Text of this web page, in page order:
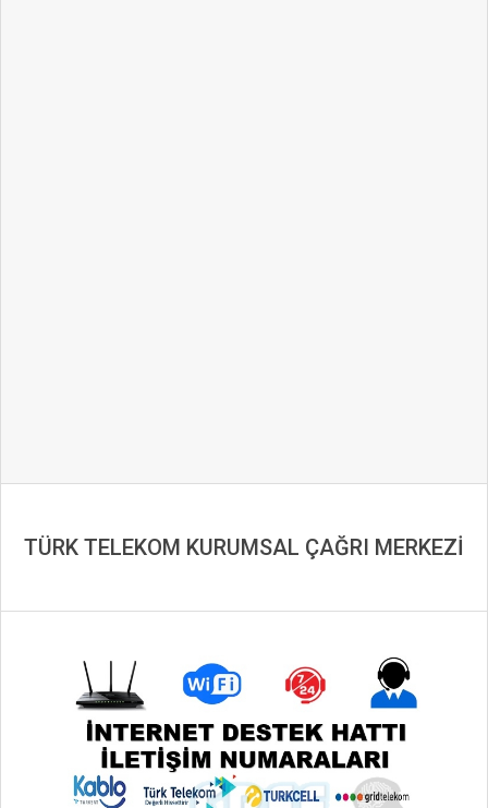
TÜRK TELEKOM KURUMSAL ÇAĞRI MERKEZİ